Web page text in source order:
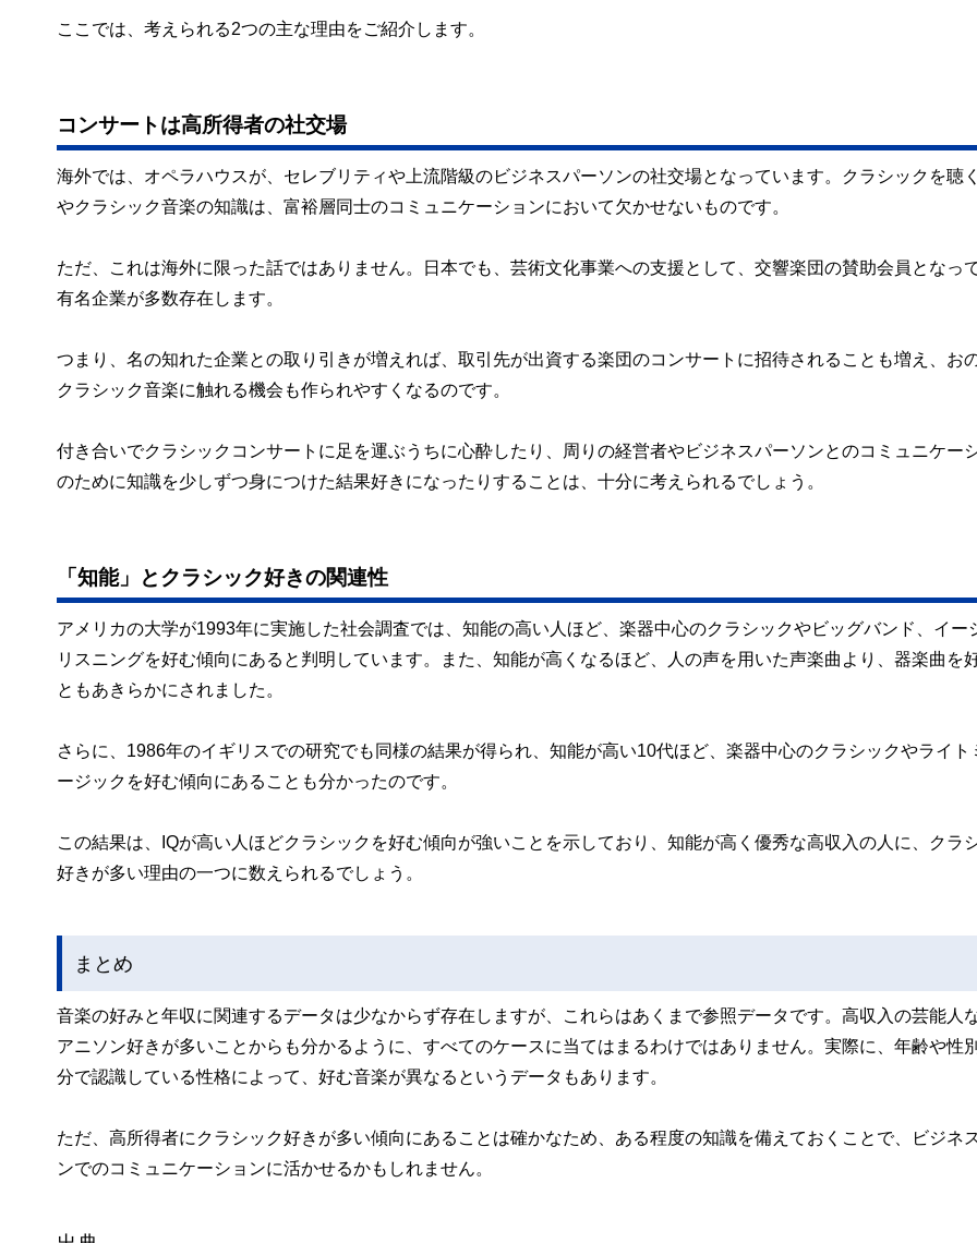
ここでは、考えられる2つの主な理由をご紹介します。
コンサートは高所得者の社交場
海外では、オペラハウスが、セレブリティや上流階級のビジネスパーソンの社交場となっています。クラシックを聴
やクラシック音楽の知識は、富裕層同士のコミュニケーションにおいて欠かせないものです。
ただ、これは海外に限った話ではありません。日本でも、芸術文化事業への支援として、交響楽団の賛助会員となっ
有名企業が多数存在します。
つまり、名の知れた企業との取り引きが増えれば、取引先が出資する楽団のコンサートに招待されることも増え、お
クラシック音楽に触れる機会も作られやすくなるのです。
付き合いでクラシックコンサートに足を運ぶうちに心酔したり、周りの経営者やビジネスパーソンとのコミュニケー
のために知識を少しずつ身につけた結果好きになったりすることは、十分に考えられるでしょう。
「知能」とクラシック好きの関連性
アメリカの大学が1993年に実施した社会調査では、知能の高い人ほど、楽器中心のクラシックやビッグバンド、イー
リスニングを好む傾向にあると判明しています。また、知能が高くなるほど、人の声を用いた声楽曲より、器楽曲を
ともあきらかにされました。
さらに、1986年のイギリスでの研究でも同様の結果が得られ、知能が高い10代ほど、楽器中心のクラシックやライト
ージックを好む傾向にあることも分かったのです。
この結果は、IQが高い人ほどクラシックを好む傾向が強いことを示しており、知能が高く優秀な高収入の人に、クラ
好きが多い理由の一つに数えられるでしょう。
まとめ
音楽の好みと年収に関連するデータは少なからず存在しますが、これらはあくまで参照データです。高収入の芸能人
アニソン好きが多いことからも分かるように、すべてのケースに当てはまるわけではありません。実際に、年齢や性
分で認識している性格によって、好む音楽が異なるというデータもあります。
ただ、高所得者にクラシック好きが多い傾向にあることは確かなため、ある程度の知識を備えておくことで、ビジネ
ンでのコミュニケーションに活かせるかもしれません。